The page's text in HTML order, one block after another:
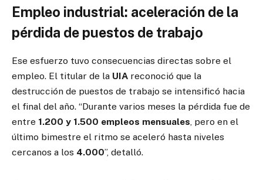
Empleo industrial: aceleración de la
pérdida de puestos de trabajo
Ese esfuerzo tuvo consecuencias directas sobre el
empleo. El titular de la UIA reconoció que la
destrucción de puestos de trabajo se intensificó hacia
el final del año. “Durante varios meses la pérdida fue de
entre 1.200 y 1.500 empleos mensuales, pero en el
último bimestre el ritmo se aceleró hasta niveles
cercanos a los 4.000”, detalló.